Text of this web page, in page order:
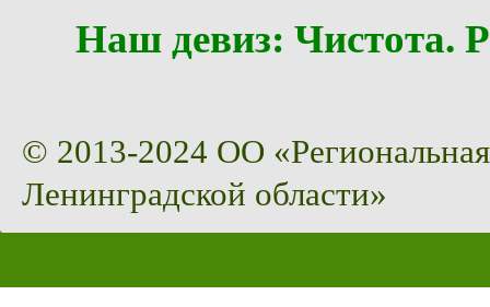
Наш девиз:
© 2013-2024 ОО
Ленинградской области»